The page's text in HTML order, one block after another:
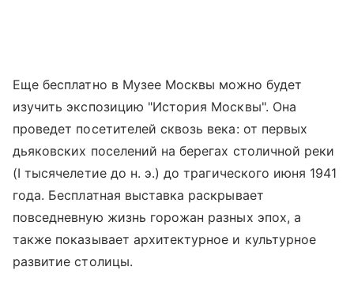
Еще бесплатно в Музее Москвы можно будет
изучить экспозицию "История Москвы". Она
проведет посетителей сквозь века: от первых
дьяковских поселений на берегах столичной реки
(I тысячелетие до н. э.) до трагического июня 1941
года. Бесплатная выставка раскрывает
повседневную жизнь горожан разных эпох, а
также показывает архитектурное и культурное
развитие столицы.